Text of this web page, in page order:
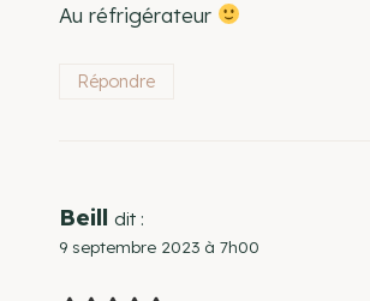
Au réfrigérateur
Répondre
Beill dit :
9 septembre 2023 à 7h00